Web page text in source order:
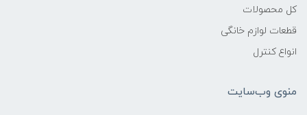
کل محصولات
قطعات لوازم خانگی
انواع کنترل
منوی وب‌سایت